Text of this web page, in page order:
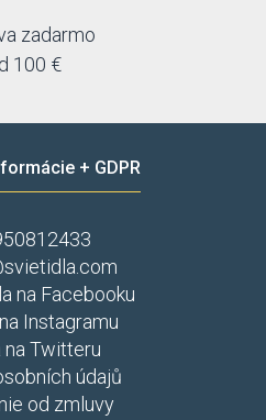
zadarmo
100 €
+ GDPR
na Facebooku
Instagramu
na Twitteru
údajů
od zmluvy